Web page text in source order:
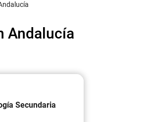
Andalucía
Secundaria